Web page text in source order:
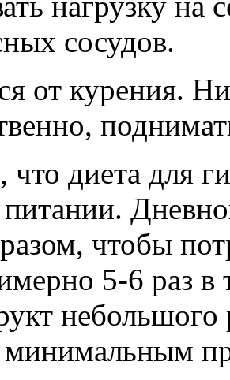
сосудов.
от курения.
диета для
чтобы
5-6 раз в
минимальным